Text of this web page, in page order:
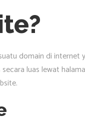
domain di internet
luas lewat